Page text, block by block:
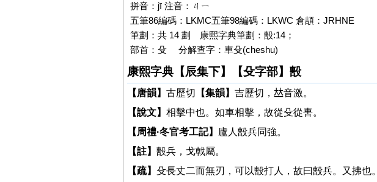
拼音：jī 注音：ㄐㄧ
五筆86編碼：LKMC五筆98編碼：LKWC 倉頡：JRHNE
筆劃：共 14 劃 康熙字典筆劃：毄:14；
部首：殳 分解查字：車殳(cheshu)
康熙字典【辰集下】【殳字部】毄
【唐韻】 古歷切 【集韻】 吉歷切，𠀤音激。
【說文】 相擊中也。如車相擊，故從殳從軎。
【周禮·冬官考工記】 廬人毄兵同強。
【註】 毄兵，戈戟屬。
【疏】 殳長丈二而無刃，可以毄打人，故曰毄兵。又拂也。